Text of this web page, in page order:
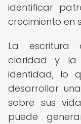
identificar
crecimiento en
La escritura
claridad y la
identidad, lo
desarrollar
sobre sus
puede